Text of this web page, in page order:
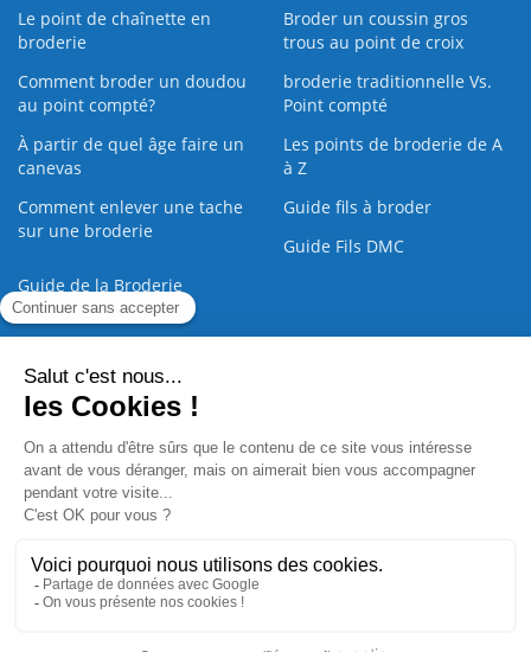
Le point de chaînette en
broderie
Broder un coussin gros
trous au point de croix
Comment broder un doudou
au point compté?
broderie traditionnelle Vs.
Point compté
À partir de quel âge faire un
canevas
Les points de broderie de A
à Z
Comment enlever une tache
sur une broderie
Guide fils à broder
Guide Fils DMC
Guide de la Broderie
Commande Papier |
Paiement sécurisé | C.G.V
2008 - 2026 © CreaMagic. ALL Rights Reserved.